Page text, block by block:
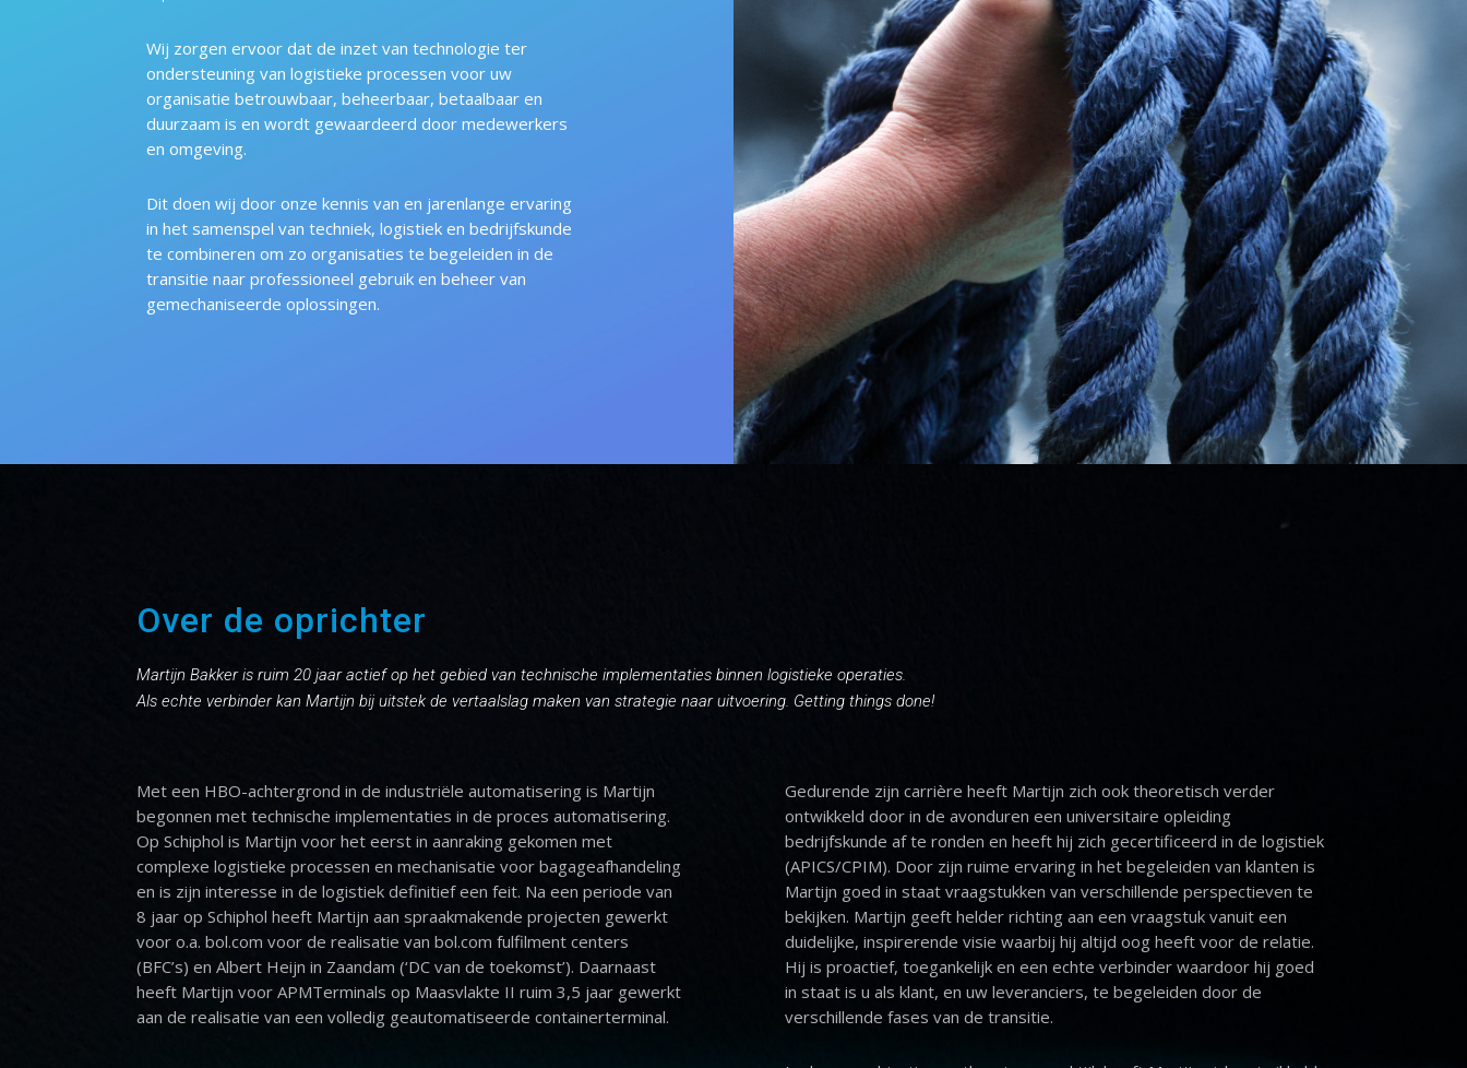
Wij zorgen ervoor dat de inzet van technologie ter
ondersteuning van logistieke processen voor uw
organisatie betrouwbaar, beheerbaar, betaalbaar en
duurzaam is en wordt gewaardeerd door medewerkers
en omgeving.
Dit doen wij door onze kennis van en jarenlange ervaring
in het samenspel van techniek, logistiek en bedrijfskunde
te combineren om zo organisaties te begeleiden in de
transitie naar professioneel gebruik en beheer van
gemechaniseerde oplossingen.
Over de oprichter
Martijn Bakker is ruim 20 jaar actief op het gebied van technische implementaties binnen logistieke operaties.
Als echte verbinder kan Martijn bij uitstek de vertaalslag maken van strategie naar uitvoering. Getting things done!
Met een HBO-achtergrond in de industriële automatisering is Martijn
begonnen met technische implementaties in de proces automatisering.
Op Schiphol is Martijn voor het eerst in aanraking gekomen met
complexe logistieke processen en mechanisatie voor bagageafhandeling
en is zijn interesse in de logistiek definitief een feit. Na een periode van
8 jaar op Schiphol heeft Martijn aan spraakmakende projecten gewerkt
voor o.a. bol.com voor de realisatie van bol.com fulfilment centers
(BFC’s) en Albert Heijn in Zaandam (‘DC van de toekomst’). Daarnaast
heeft Martijn voor APMTerminals op Maasvlakte II ruim 3,5 jaar gewerkt
aan de realisatie van een volledig geautomatiseerde containerterminal.
Gedurende zijn carrière heeft Martijn zich ook theoretisch verder
ontwikkeld door in de avonduren een universitaire opleiding
bedrijfskunde af te ronden en heeft hij zich gecertificeerd in de logistiek
(APICS/CPIM). Door zijn ruime ervaring in het begeleiden van klanten is
Martijn goed in staat vraagstukken van verschillende perspectieven te
bekijken. Martijn geeft helder richting aan een vraagstuk vanuit een
duidelijke, inspirerende visie waarbij hij altijd oog heeft voor de relatie.
Hij is proactief, toegankelijk en een echte verbinder waardoor hij goed
in staat is u als klant, en uw leveranciers, te begeleiden door de
verschillende fases van de transitie.